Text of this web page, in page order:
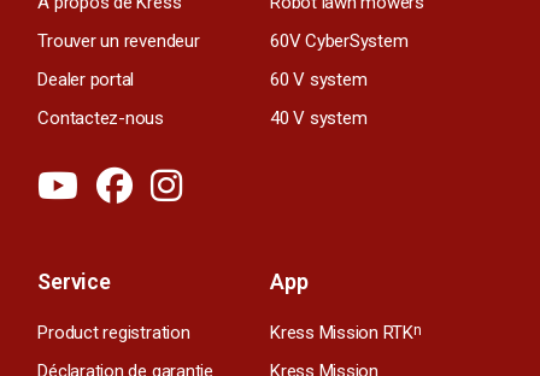
Trouver un revendeur
Dealer portal
Contactez-nous
60V CyberSystem
60 V system
40 V system
Service
Product registration
Déclaration de garantie
App
Kress Mission RTKn
Kress Mission